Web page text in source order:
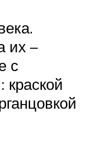
их –
с